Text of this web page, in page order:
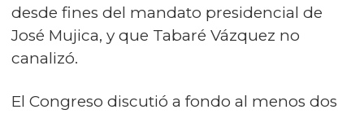
desde fines del mandato presidencial de
José Mujica, y que Tabaré Vázquez no
canalizó.
El Congreso discutió a fondo al menos dos